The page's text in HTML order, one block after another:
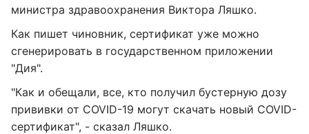
министра здравоохранения Виктора Ляшко.
Как пишет чиновник, сертификат уже можно
сгенерировать в государственном приложении
"Дия".
"Как и обещали, все, кто получил бустерную дозу
прививки от COVID-19 могут скачать новый COVID-
сертификат", - сказал Ляшко.